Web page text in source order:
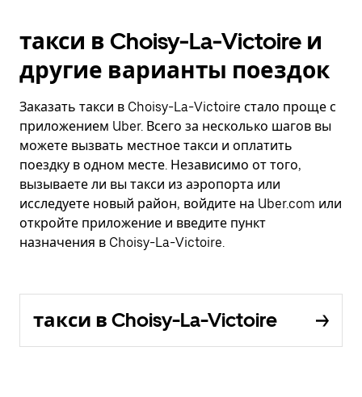
такси в Choisy-La-Victoire и
другие варианты поездок
Заказать такси в Choisy-La-Victoire стало проще с
приложением Uber. Всего за несколько шагов вы
можете вызвать местное такси и оплатить
поездку в одном месте. Независимо от того,
вызываете ли вы такси из аэропорта или
исследуете новый район, войдите на Uber.com или
откройте приложение и введите пункт
назначения в Choisy-La-Victoire.
такси в Choisy-La-Victoire